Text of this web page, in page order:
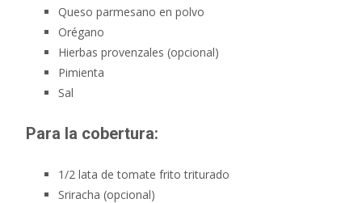
Queso parmesano en polvo
Orégano
Hierbas provenzales (opcional)
Pimienta
Sal
Para la cobertura:
1/2 lata de tomate frito triturado
Sriracha (opcional)